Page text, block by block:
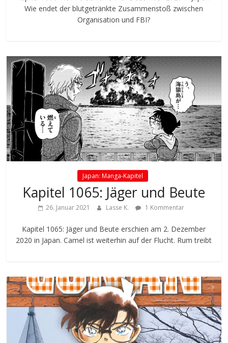
Wie endet der blutgetränkte Zusammenstoß zwischen
Organisation und FBI?
Japan: Manga-Kapitel
Kapitel 1065: Jäger und Beute
26. Januar 2021 Lasse K. 1 Kommentar
Kapitel 1065: Jäger und Beute erschien am 2. Dezember
2020 in Japan. Camel ist weiterhin auf der Flucht. Rum treibt